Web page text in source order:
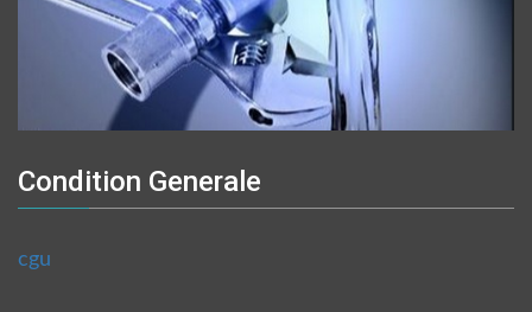
Condition Generale
cgu